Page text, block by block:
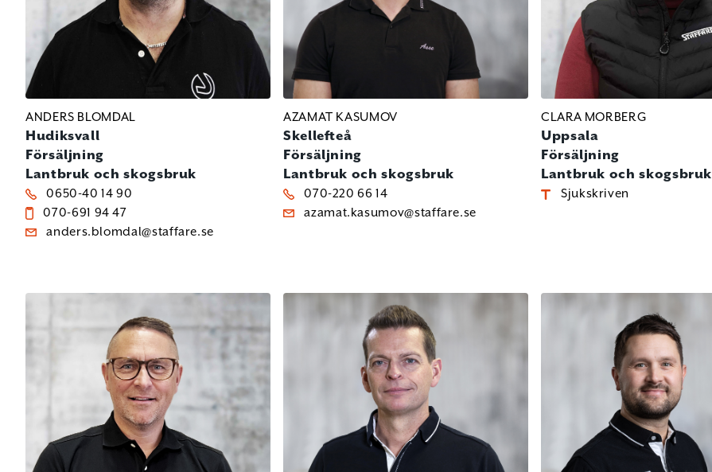
ANDERS BLOMDAL
Hudiksvall
Försäljning
Lantbruk och skogsbruk
0650-40 14 90
070-691 94 47
anders.blomdal@staffare.se
AZAMAT KASUMOV
Skellefteå
Försäljning
Lantbruk och skogsbruk
070-220 66 14
azamat.kasumov@staffare.se
CLARA MORBERG
Uppsala
Försäljning
Lantbruk och skogsbruk
Sjukskriven